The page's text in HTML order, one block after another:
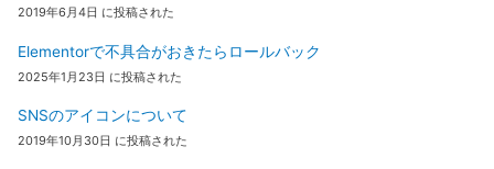
2019年6月4日 に投稿された
Elementorで不具合がおきたらロールバック
2025年1月23日 に投稿された
SNSのアイコンについて
2019年10月30日 に投稿された